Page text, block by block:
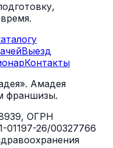
Выезд
Контакты
Амадея
франшизы.
ОГРН
01197-26/00327766